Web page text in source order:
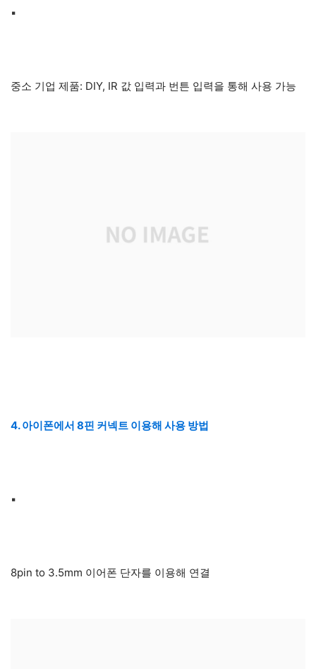
▪
중소 기업 제품: DIY, IR 값 입력과 번튼 입력을 통해 사용 가능
4. 아이폰에서 8핀 커넥트 이용해 사용 방법
▪
8pin to 3.5mm 이어폰 단자를 이용해 연결